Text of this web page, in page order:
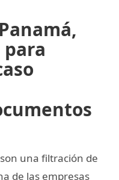
una filtración de
de las empresas